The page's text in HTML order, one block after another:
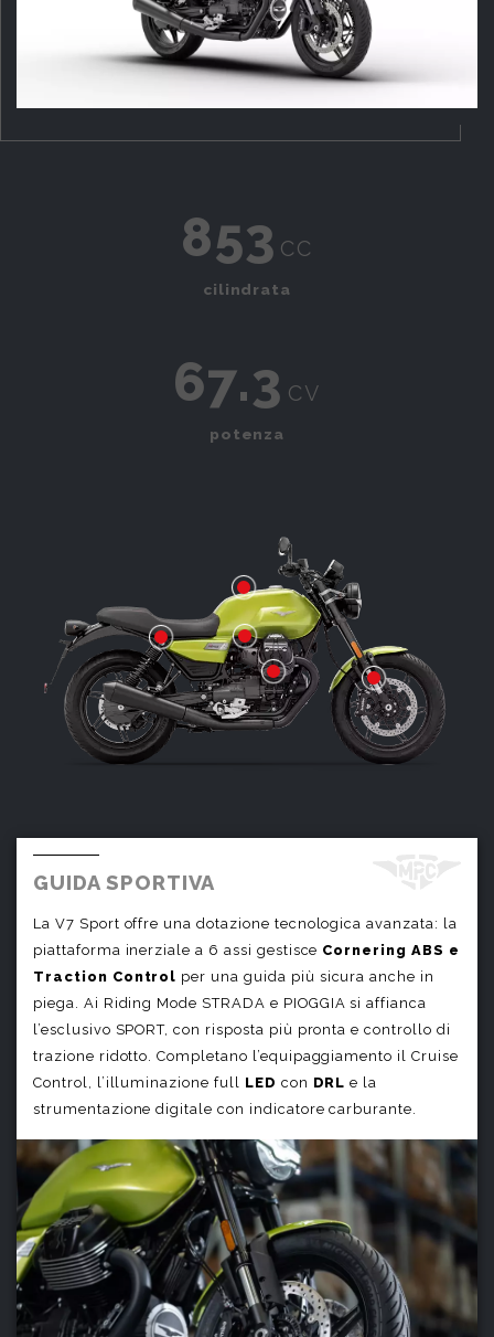
853 cc
cilindrata
67.3 cv
potenza
GUIDA SPORTIVA
La V7 Sport offre una dotazione tecnologica avanzata: la
piattaforma inerziale a 6 assi gestisce Cornering ABS e
Traction Control per una guida più sicura anche in
piega. Ai Riding Mode STRADA e PIOGGIA si affianca
l’esclusivo SPORT, con risposta più pronta e controllo di
trazione ridotto. Completano l’equipaggiamento il Cruise
Control, l’illuminazione full LED con DRLe la
strumentazione digitale con indicatore carburante.